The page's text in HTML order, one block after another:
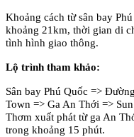
Khoảng cách từ sân bay
khoảng 21km, thời gian di
tình hình giao thông.
Lộ trình tham khảo:
Sân bay Phú Quốc =>
Town => Ga An Thới =>
Thơm xuất phát từ ga An
trong khoảng 15 phút.